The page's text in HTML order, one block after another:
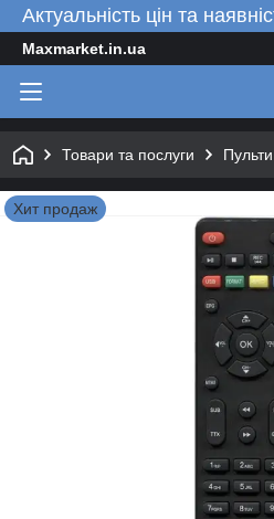
Актуальність цін та
Maxmarket.in.ua
Товари та послуги Пульти
Хит продаж